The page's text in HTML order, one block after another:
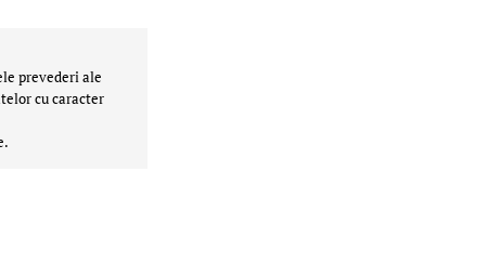
prevederi ale
cu caracter